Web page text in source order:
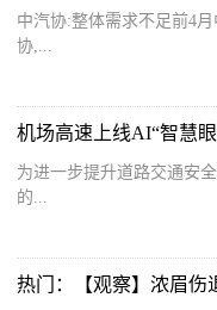
中汽协:整体需求不足前4
协,...
机场高速上线AI“智慧
为进一步提升道路交通安
的...
热门：【观察】浓眉伤